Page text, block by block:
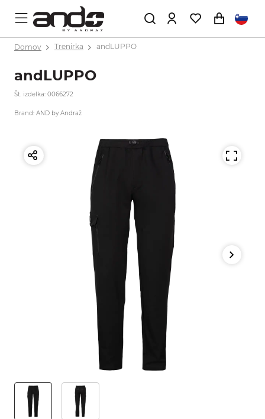
Domov Trenirka andLUPPO
andLUPPO
Št. izdelka: 0066272
Brand: AND by Andraž